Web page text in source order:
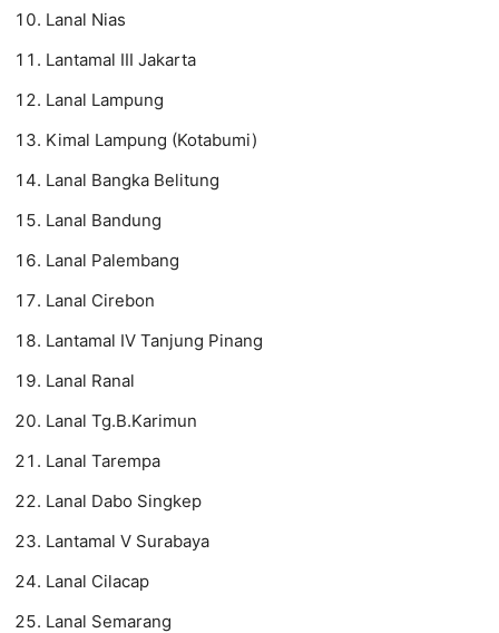
Lanal Nias
Lantamal III Jakarta
Lanal Lampung
Kimal Lampung (Kotabumi)
Lanal Bangka Belitung
Lanal Bandung
Lanal Palembang
Lanal Cirebon
Lantamal IV Tanjung Pinang
Lanal Ranal
Lanal Tg.B.Karimun
Lanal Tarempa
Lanal Dabo Singkep
Lantamal V Surabaya
Lanal Cilacap
Lanal Semarang